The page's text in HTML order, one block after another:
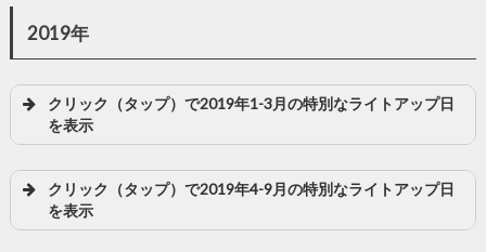
2019年
クリック（タップ）で2019年1-3月の特別なライトアップ日
を表示
クリック（タップ）で2019年4-9月の特別なライトアップ日
を表示